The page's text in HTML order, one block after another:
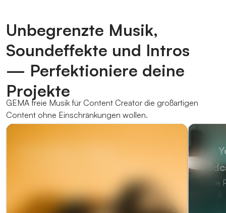
Unbegrenzte Musik,
Soundeffekte und Intros
— Perfektioniere deine
Projekte
GEMA freie Musik für Content Creator die großartigen
Content ohne Einschränkungen wollen.
Für